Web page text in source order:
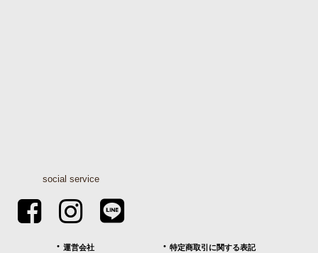
social service
運営会社 特定商取引に関する表記